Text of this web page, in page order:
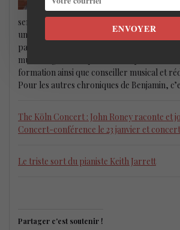
Depuis janvier 2018, il
semaine
qui
un lancement d’album dans un café
passage d’une grande vedette à guichets
musicologue, critique musical, pianiste et
formation ainsi que conseiller musical et
Pour les autres chroniques de Benjamin,
The Köln Concert : John Roney raconte et
Concert-conférence le 23 janvier et
Le triste sort du pianiste Keith Jarrett
Partager c'est soutenir !
ENVOYER